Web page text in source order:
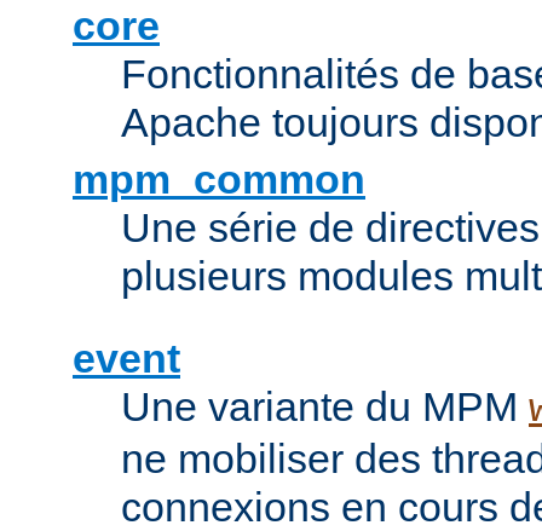
core
Fonctionnalités de
Apache toujours
mpm_common
Une série de
plusieurs modules
event
Une variante du MPM
ne mobiliser des
connexions en cours